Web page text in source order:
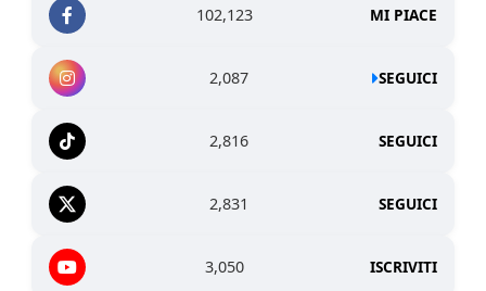
102,123 MI PIACE
2,087 SEGUICI
2,816 SEGUICI
2,831 SEGUICI
3,050 ISCRIVITI